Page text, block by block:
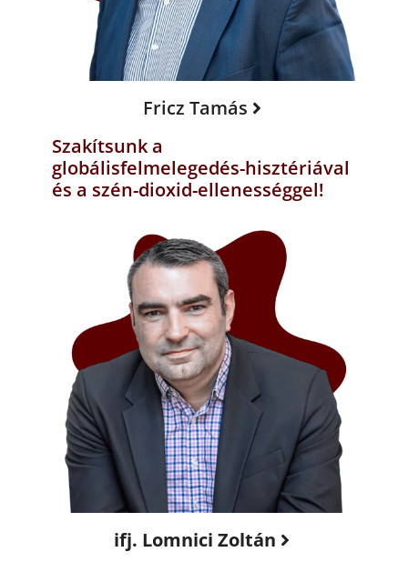
Fricz Tamás
Szakítsunk a
globálisfelmelegedés-hisztériával
és a szén-dioxid-ellenességgel!
ifj. Lomnici Zoltán